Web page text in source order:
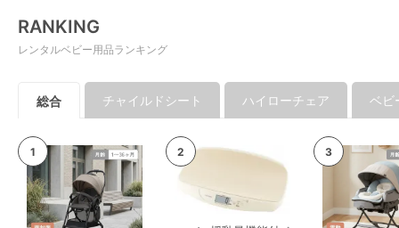
RANKING
レンタルベビー用品ランキング
総合 チャイルドシート ハイローチェア ベビ